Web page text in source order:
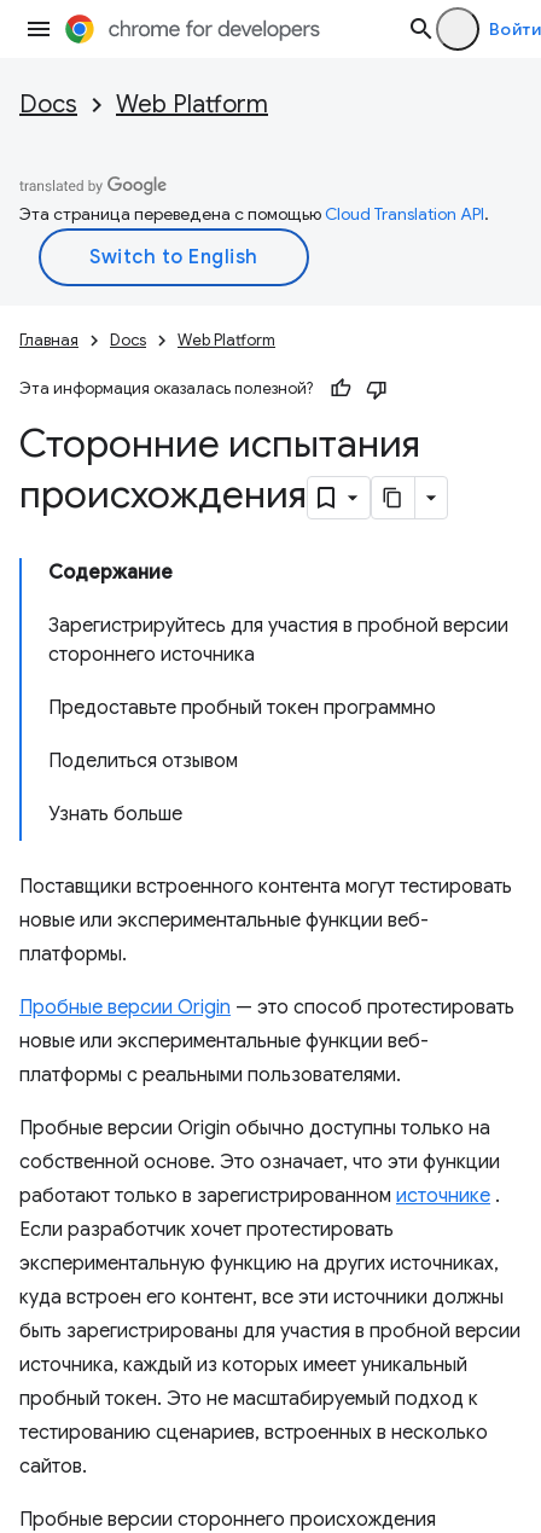
Войти
Docs Web Platform
Эта страница переведена с помощьюCloud Translation API.
Главная Docs Web Platform
Эта информация оказалась полезной?
Сторонние испытания
происхождения
Содержание
Зарегистрируйтесь для участия в пробной версии
стороннего источника
Предоставьте пробный токен программно
Поделиться отзывом
Узнать больше
Поставщики встроенного контента могут тестировать
новые или экспериментальные функции веб-
платформы.
Пробные версии Origin — это способ протестировать
новые или экспериментальные функции веб-
платформы с реальными пользователями.
Пробные версии Origin обычно доступны только на
собственной основе. Это означает, что эти функции
работают только в зарегистрированном источнике .
Если разработчик хочет протестировать
экспериментальную функцию на других источниках,
куда встроен его контент, все эти источники должны
быть зарегистрированы для участия в пробной версии
источника, каждый из которых имеет уникальный
пробный токен. Это не масштабируемый подход к
тестированию сценариев, встроенных в несколько
сайтов.
Пробные версии стороннего происхождения